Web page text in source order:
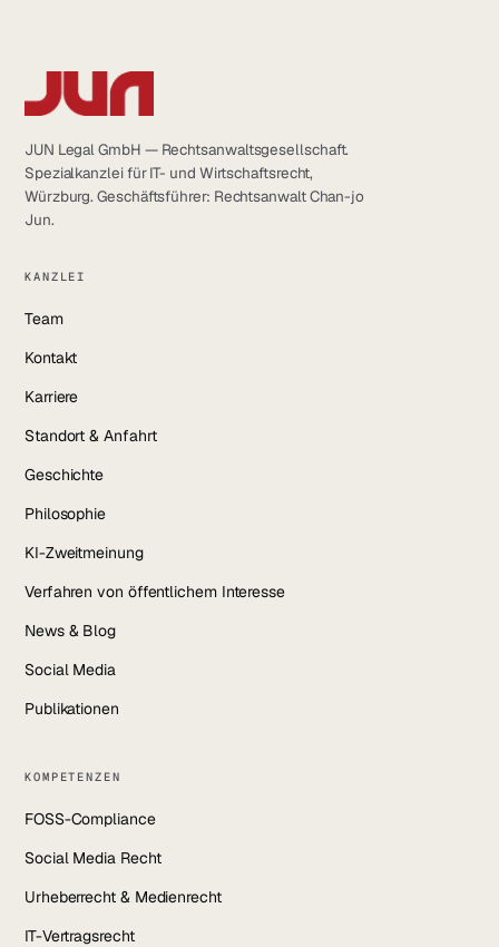
JUN Legal GmbH — Rechtsanwaltsgesellschaft.
Spezialkanzlei für IT- und Wirtschaftsrecht,
Würzburg. Geschäftsführer: Rechtsanwalt Chan-jo
Jun.
KANZLEI
Team
Kontakt
Karriere
Standort & Anfahrt
Geschichte
Philosophie
KI-Zweitmeinung
Verfahren von öffentlichem Interesse
News & Blog
Social Media
Publikationen
KOMPETENZEN
FOSS-Compliance
Social Media Recht
Urheberrecht & Medienrecht
IT-Vertragsrecht